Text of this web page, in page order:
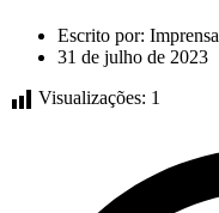
Escrito por: Imprensa
31 de julho de 2023
Visualizações: 1